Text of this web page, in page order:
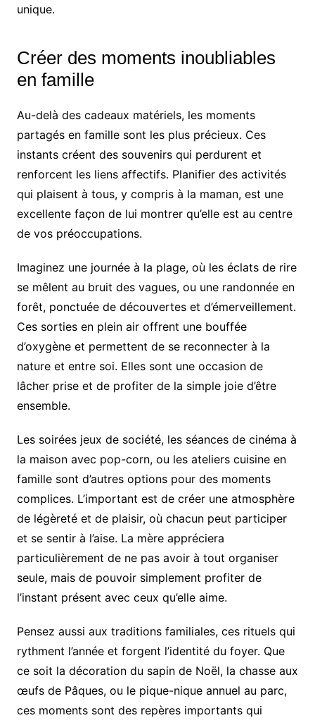
unique.
Créer des moments inoubliables
en famille
Au-delà des cadeaux matériels, les moments
partagés en famille sont les plus précieux. Ces
instants créent des souvenirs qui perdurent et
renforcent les liens affectifs. Planifier des activités
qui plaisent à tous, y compris à la maman, est une
excellente façon de lui montrer qu’elle est au centre
de vos préoccupations.
Imaginez une journée à la plage, où les éclats de rire
se mêlent au bruit des vagues, ou une randonnée en
forêt, ponctuée de découvertes et d’émerveillement.
Ces sorties en plein air offrent une bouffée
d’oxygène et permettent de se reconnecter à la
nature et entre soi. Elles sont une occasion de
lâcher prise et de profiter de la simple joie d’être
ensemble.
Les soirées jeux de société, les séances de cinéma à
la maison avec pop-corn, ou les ateliers cuisine en
famille sont d’autres options pour des moments
complices. L’important est de créer une atmosphère
de légèreté et de plaisir, où chacun peut participer
et se sentir à l’aise. La mère appréciera
particulièrement de ne pas avoir à tout organiser
seule, mais de pouvoir simplement profiter de
l’instant présent avec ceux qu’elle aime.
Pensez aussi aux traditions familiales, ces rituels qui
rythment l’année et forgent l’identité du foyer. Que
ce soit la décoration du sapin de Noël, la chasse aux
œufs de Pâques, ou le pique-nique annuel au parc,
ces moments sont des repères importants qui